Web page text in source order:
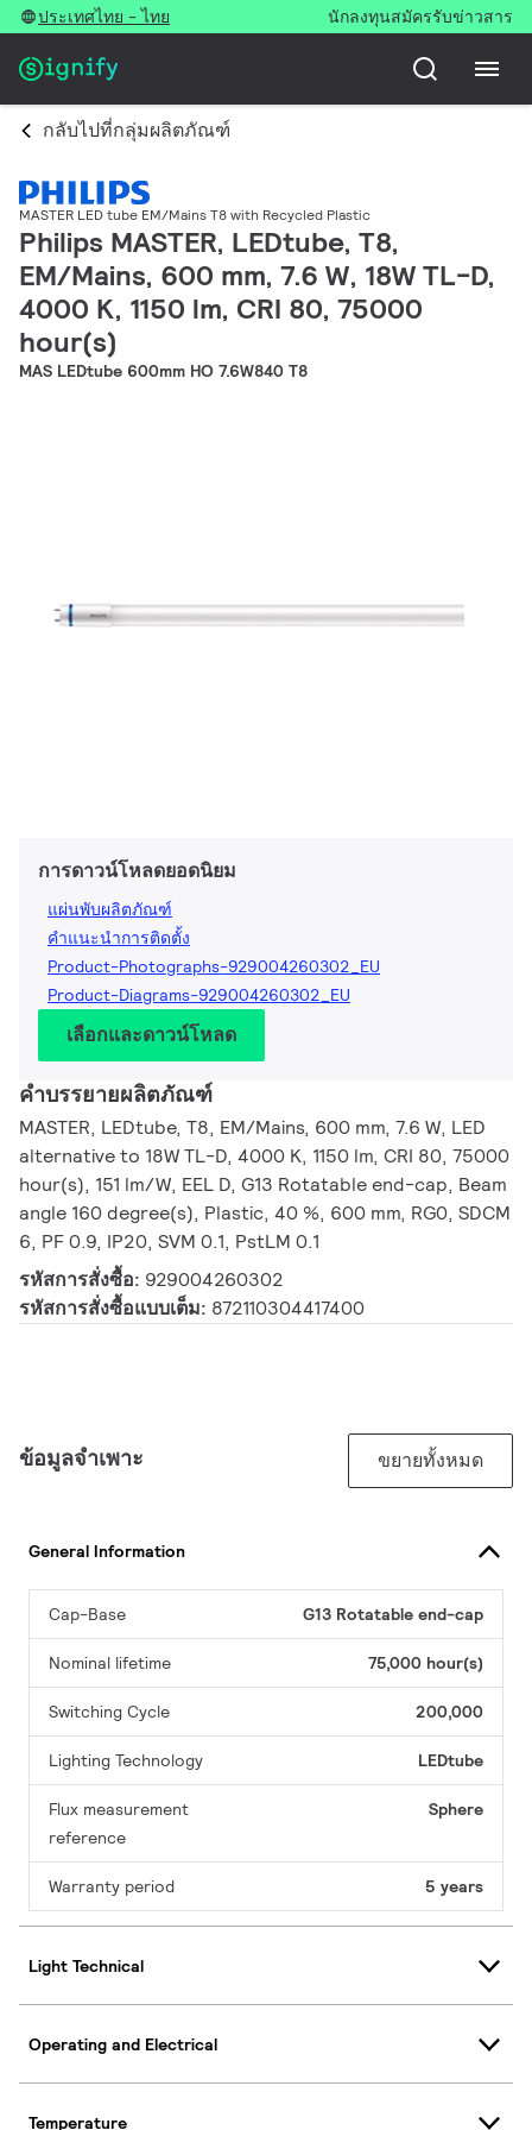
ประเทศไทย - ไทย นักลงทุนสมัครรับข่าวสาร
กลับไปที่กลุ่มผลิตภัณฑ์
MASTER LED tube EM/Mains T8 with Recycled Plastic
Philips MASTER, LEDtube, T8,
EM/Mains, 600 mm, 7.6 W, 18W TL-D,
4000 K, 1150 lm, CRI 80, 75000
hour(s)
MAS LEDtube 600mm HO 7.6W840 T8
การดาวน์โหลดยอดนิยม
แผ่นพับผลิตภัณฑ์
คำแนะนำการติดตั้ง
Product-Photographs-929004260302_EU
Product-Diagrams-929004260302_EU
เลือกและดาวน์โหลด
คำบรรยายผลิตภัณฑ์
MASTER, LEDtube, T8, EM/Mains, 600 mm, 7.6 W, LED
alternative to 18W TL-D, 4000 K, 1150 lm, CRI 80, 75000
hour(s), 151 lm/W, EEL D, G13 Rotatable end-cap, Beam
angle 160 degree(s), Plastic, 40 %, 600 mm, RG0, SDCM
6, PF 0.9, IP20, SVM 0.1, PstLM 0.1
รหัสการสั่งซื้อ: 929004260302
รหัสการสั่งซื้อแบบเต็ม: 872110304417400
ข้อมูลจำเพาะ ขยายทั้งหมด
General Information
Cap-Base G13 Rotatable end-cap
Nominal lifetime 75,000 hour(s)
Switching Cycle 200,000
Lighting Technology LEDtube
Flux measurement
reference
Sphere
Warranty period 5 years
Light Technical
Operating and Electrical
Temperature